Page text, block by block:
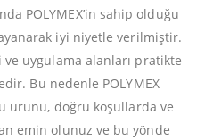
POLYMEX’in sahip olduğu
iyi niyetle verilmiştir.
uygulama alanları pratikte
Bu nedenle POLYMEX
ürünü, doğru koşullarda ve
emin olunuz ve bu yönde